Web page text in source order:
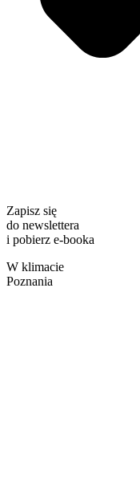
Zapisz się
do newslettera
i pobierz e-booka
W klimacie
Poznania